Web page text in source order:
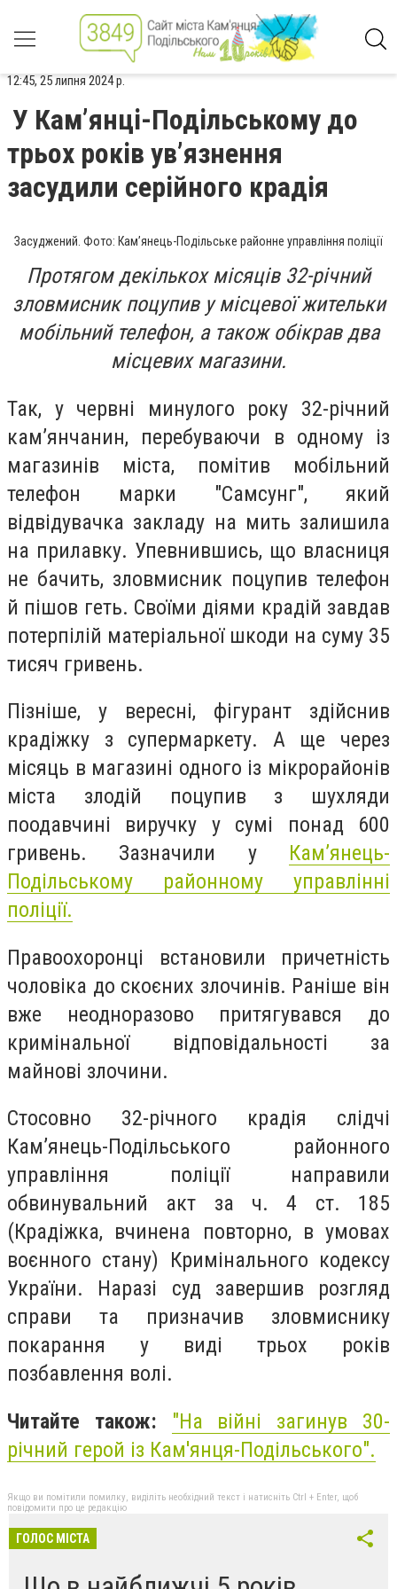
12:45, 25 липня 2024 р.
У Камʼянці-Подільському до
трьох років увʼязнення
засудили серійного крадія
Засуджений. Фото: Кам’янець-Подільське районне управління поліції
Протягом декількох місяців 32-річний
зловмисник поцупив у місцевої жительки
мобільний телефон, а також обікрав два
місцевих магазини.
Так, у червні минулого року 32-річний
камʼянчанин, перебуваючи в одному із
магазинів міста, помітив мобільний
телефон марки "Самсунг", який
відвідувачка закладу на мить залишила
на прилавку. Упевнившись, що власниця
не бачить, зловмисник поцупив телефон
й пішов геть. Своїми діями крадій завдав
потерпілій матеріальної шкоди на суму 35
тисяч гривень.
Пізніше, у вересні, фігурант здійснив
крадіжку з супермаркету. А ще через
місяць в магазині одного із мікрорайонів
міста злодій поцупив з шухляди
поодавчині виручку у сумі понад 600
гривень. Зазначили у Кам’янець-
Подільському районному управлінні
поліції.
Правоохоронці встановили причетність
чоловіка до скоєних злочинів. Раніше він
вже неодноразово притягувався до
кримінальної відповідальності за
майнові злочини.
Стосовно 32-річного крадія слідчі
Камʼянець-Подільського районного
управління поліції направили
обвинувальний акт за ч. 4 ст. 185
(Крадіжка, вчинена повторно, в умовах
воєнного стану) Кримінального кодексу
України. Наразі суд завершив розгляд
справи та призначив зловмиснику
покарання у виді трьох років
позбавлення волі.
Читайте також: "На війні загинув 30-
річний герой із Кам'янця-Подільського".
Якщо ви помітили помилку, виділіть необхідний текст і натисніть Ctrl + Enter, щоб
повідомити про це редакцію
ГОЛОС МІСТА